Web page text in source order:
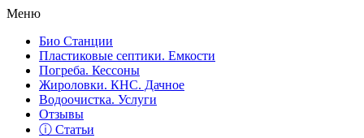
Меню
Био Станции
Пластиковые септики. Емкости
Погреба. Кессоны
Жироловки. КНС. Дачное
Водоочистка. Услуги
Отзывы
ⓘ Статьи